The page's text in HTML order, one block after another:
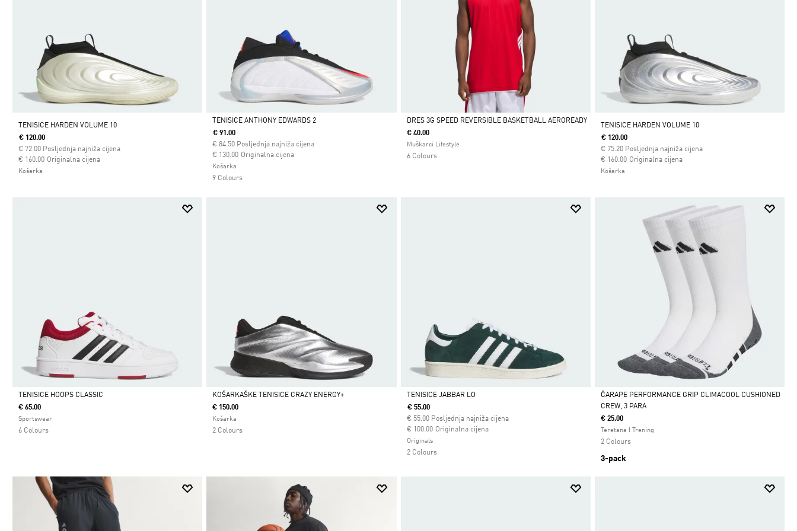
TENISICE HARDEN VOLUME 10
€ 120.00
€ 72.00 Posljednja najniža cijena
Originalna cijena
Cijena umanjena od
€ 160.00za
Košarka
Da
TENISICE ANTHONY EDWARDS 2
€ 91.00
€ 84.50 Posljednja najniža cijena
Originalna cijena
Cijena umanjena od
€ 130.00za
Košarka
9 Colours
Da
DRES 3G SPEED REVERSIBLE BASKETBALL AEROREADY
€ 40.00
Muškarci Lifestyle
6 Colours
TENISICE HARDEN VOLUME 10
€ 120.00
€ 75.20 Posljednja najniža cijena
Originalna cijena
Cijena umanjena od
€ 160.00za
Košarka
Da
TENISICE HOOPS CLASSIC
€ 65.00
Sportswear
6 Colours
Da
KOŠARKAŠKE TENISICE CRAZY ENERGY+
€ 150.00
Košarka
2 Colours
Da
TENISICE JABBAR LO
€ 55.00
€ 55.00 Posljednja najniža cijena
Originalna cijena
Cijena umanjena od
€ 100.00za
Originals
2 Colours
Da
ČARAPE PERFORMANCE GRIP CLIMACOOL CUSHIONED
CREW, 3 PARA
€ 25.00
Teretana I Trening
2 Colours
3-pack